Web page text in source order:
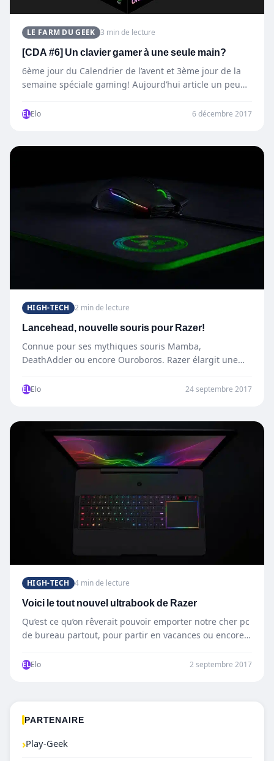
LE FARM DU GEEK 3 min de lecture
[CDA #6] Un clavier gamer à une seule main?
6ème jour du Calendrier de l’avent et 3ème jour de la
semaine spéciale gaming! Aujourd’hui article un peu…
ELElo 6 décembre 2017
HIGH-TECH 2 min de lecture
Lancehead, nouvelle souris pour Razer!
Connue pour ses mythiques souris Mamba,
DeathAdder ou encore Ouroboros. Razer élargit une
ELElo 24 septembre 2017
HIGH-TECH 4 min de lecture
Voici le tout nouvel ultrabook de Razer
Qu’est ce qu’on rêverait pouvoir emporter notre cher pc
de bureau partout, pour partir en vacances ou encore…
ELElo 2 septembre 2017
PARTENAIRE
›Play-Geek